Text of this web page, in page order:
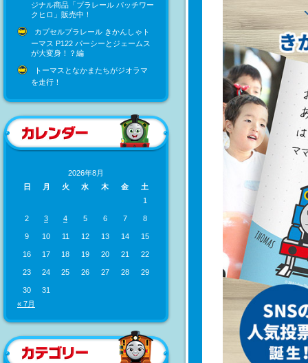
ジナル商品「プラレール パッチワー
クヒロ」販売中！
カプセルプラレール きかんしゃト
ーマス P122 パーシーとジェームス
が大変身！？編
トーマスとなかまたちがジオラマ
を走行！
2026年8月
日
月 火 水 木 金
土
1
2 3 4 5 6 7 8
9 10 11 12 13 14 15
16 17 18 19 20 21 22
23 24 25 26 27 28 29
30
31
« 7月